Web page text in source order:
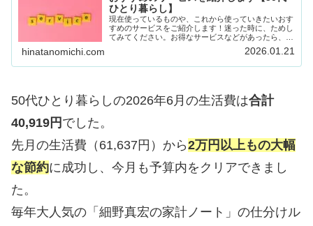
ひとり暮らし】
現在使っているものや、これから使っていきたいおす
すめのサービスをご紹介します！迷った時に、ためし
てみてください。お得なサービスなどがあったら、随
時載せていきます！Amazon prime (アマゾンプラ
イム) 30日間の無料体験ができます。…
hinatanomichi.com 2026.01.21
50代ひとり暮らしの2026年6月の生活費は合計
40,919円 でした。
先月の生活費（61,637円）から2万円以上もの大幅
な節約に成功し、今月も予算内をクリアできまし
た。
毎年大人気の「細野真宏の家計ノート」の仕分けル